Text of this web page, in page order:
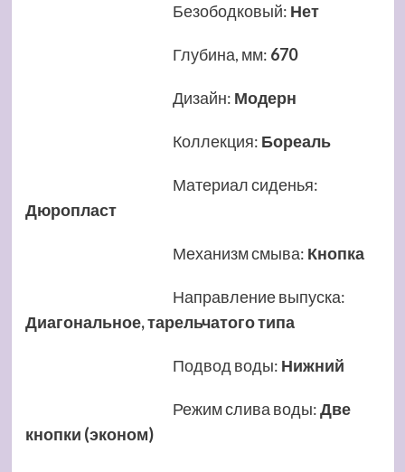
Безободковый: Нет
Глубина, мм: 670
Дизайн: Модерн
Коллекция: Бореаль
Материал сиденья:
Дюропласт
Механизм смыва: Кнопка
Направление выпуска:
Диагональное, тарельчатого типа
Подвод воды: Нижний
Режим слива воды:Две
кнопки (эконом)